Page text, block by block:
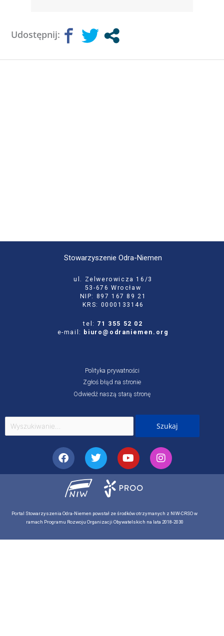
Udostępnij:
Stowarzyszenie Odra-Niemen
ul. Zelwerowicza 16/3
53-676 Wrocław
NIP: 897 167 89 21
KRS: 0000133146
tel: 71 355 52 02
e-mail:
biuro@odraniemen.org
Polityka prywatności
Zgłoś błąd na stronie
Odwiedź naszą starą stronę
Szukaj
dla:
FacebookTwitterYoutubeInstagram
Portal Stowarzyszenia Odra-Niemen powstał ze środków otrzymanych z NIW-CRSO w
ramach Programu Rozwoju Organizacji Obywatelskich na lata 2018-2030